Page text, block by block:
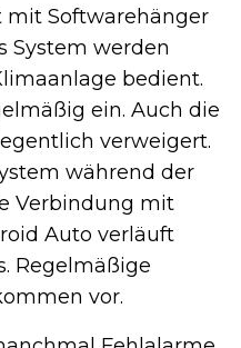
Softwarehänger
System werden
bedient.
ein. Auch die
verweigert.
während der
Verbindung mit
Auto verläuft
Regelmäßige
vor.